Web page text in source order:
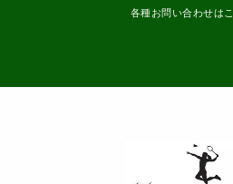
各種お問い合わせは